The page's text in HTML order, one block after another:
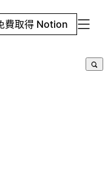
費取得 Notion